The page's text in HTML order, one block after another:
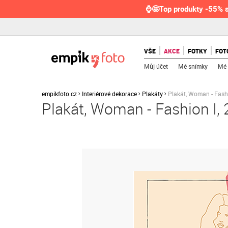
⌚🤩Top produkty -55%
VŠE AKCE FOTKY
Můj účet
Mé snímky
empikfoto.cz Interiérové dekorace Plakáty Plakát, Woman -
Plakát, Woman - Fashion I,